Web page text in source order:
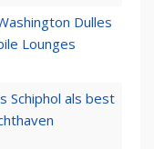
Dulles
Lounges
Schiphol als best